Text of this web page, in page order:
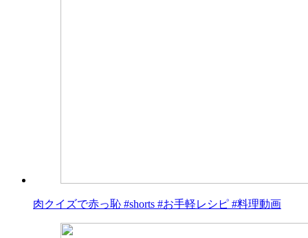
肉クイズで赤っ恥 #shorts #お手軽レシピ #料理動画